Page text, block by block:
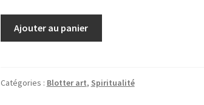
900
Ajouter au panier
Catégories : Blotter art, Spiritualité